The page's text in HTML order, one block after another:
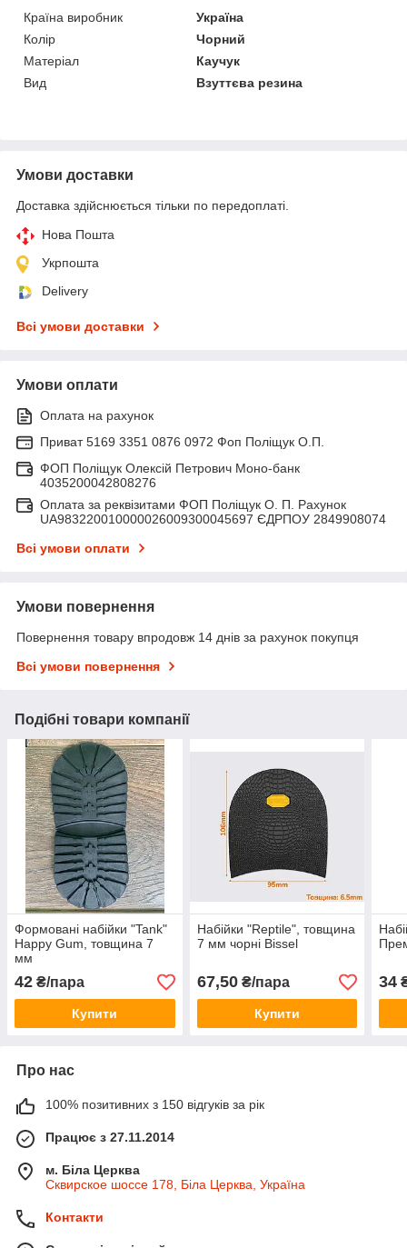
Країна виробник
Україна
Колір
Чорний
Матеріал
Каучук
Вид
Взуттєва резина
Умови доставки
Доставка здійснюється тільки по передоплаті.
Нова Пошта
Укрпошта
Delivery
Всі умови доставки
Умови оплати
Оплата на рахунок
Приват 5169 3351 0876 0972 Фоп Поліщук О.П.
ФОП Поліщук Олексій Петрович Моно-банк
4035200042808276
Оплата за реквізитами ФОП Поліщук О. П. Рахунок
UA983220010000026009300045697 ЄДРПОУ 2849908074
Всі умови оплати
Умови повернення
Повернення товару впродовж 14 днів за рахунок покупця
Всі умови повернення
Подібні товари компанії
Формовані набійки "Tank"
Happy Gum, товщина 7
мм
42 ₴/пара
Купити
Набійки "Reptile", товщина
7 мм чорні Bissel
67,50₴/пара
Купити
34
Про нас
100% позитивних з 150 відгуків за рік
Працює з 27.11.2014
м. Біла Церква
Сквирское шоссе 178, Біла Церква, Україна
Контакти